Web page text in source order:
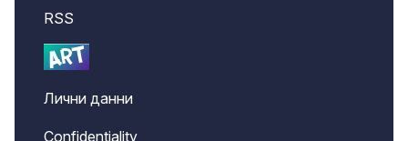
RSS
Лични данни
Confidentiality